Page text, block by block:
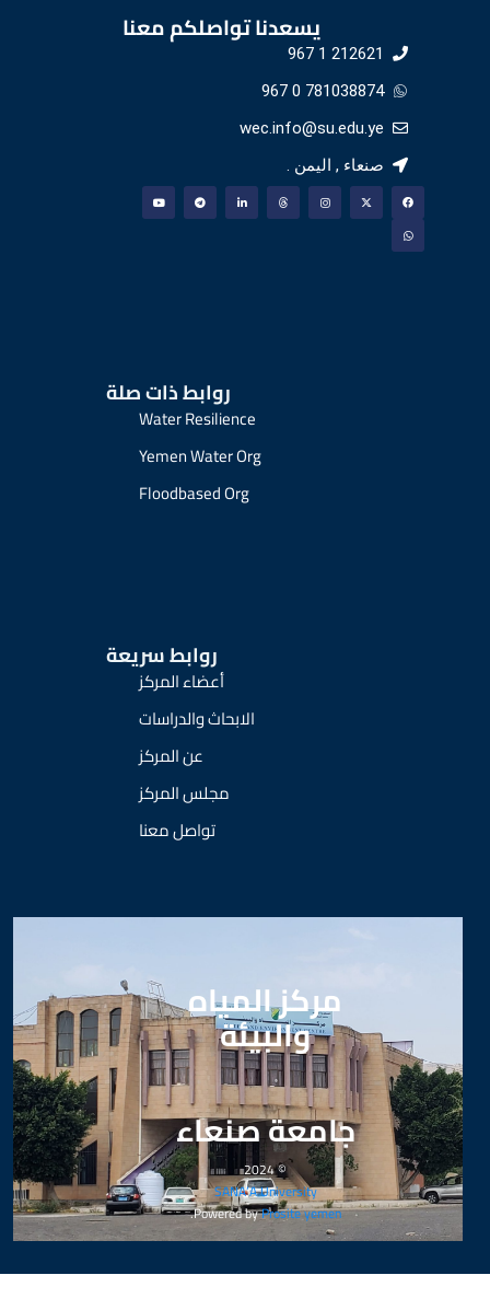
يسعدنا تواصلكم معنا
212621 1 967
781038874 0 967
wec.info@su.edu.ye
صنعاء , اليمن .
روابط ذات صلة
Water Resilience
Yemen Water Org
Floodbased Org
روابط سريعة
أعضاء المركز
الابحاث والدراسات
عن المركز
مجلس المركز
تواصل معنا
مركز المياه
والبيئة
جامعة صنعاء
© 2024
SANA’A University
Powered byProsite yemen
.